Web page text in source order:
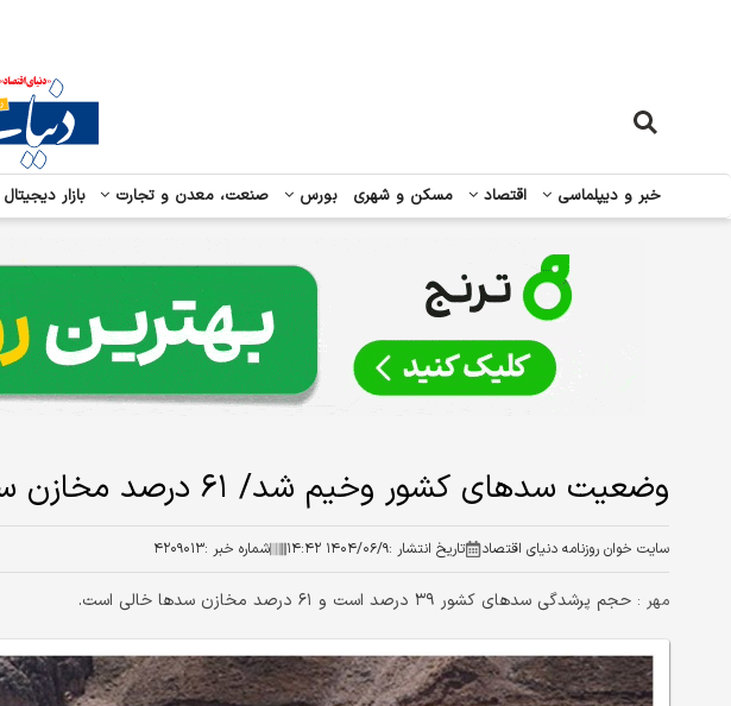
خبر و دیپلماسی اقتصاد مسکن و شهری بورس صنعت، معدن و تجارت بازار دیجیتال
وضعیت سدهای کشور وخیم شد/ ۶۱ درصد مخازن سدها خالی است!
سایت خوان روزنامه دنیای اقتصاد تاریخ انتشار :۱۴۰۴/۰۶/۹ ۱۴:۴۲ شماره خبر :۴۲۰۹۰۱۳
مهر : حجم پرشدگی سدهای کشور ۳۹ درصد است و ۶۱ درصد مخازن سدها خالی است.